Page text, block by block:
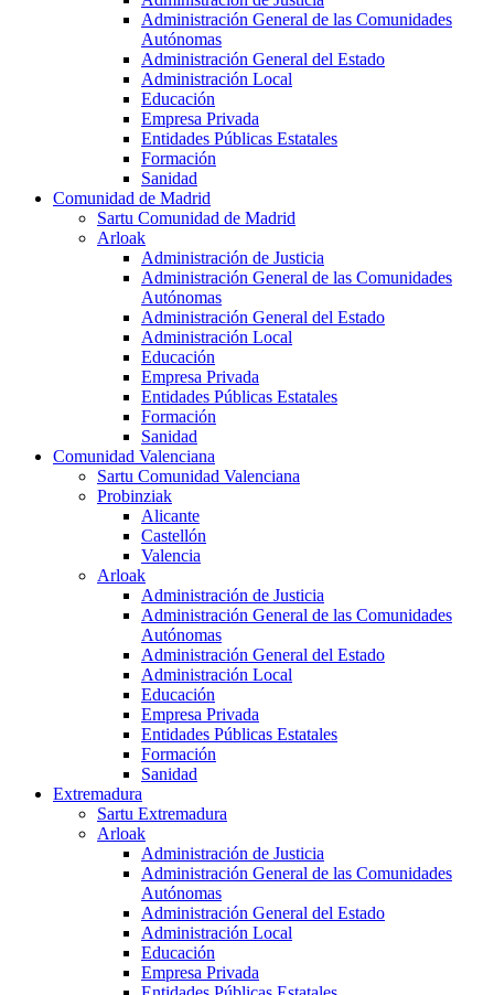
Administración General de las Comunidades
Autónomas
Administración General del Estado
Administración Local
Educación
Empresa Privada
Entidades Públicas Estatales
Formación
Sanidad
Comunidad de Madrid
Sartu Comunidad de Madrid
Arloak
Administración de Justicia
Administración General de las Comunidades
Autónomas
Administración General del Estado
Administración Local
Educación
Empresa Privada
Entidades Públicas Estatales
Formación
Sanidad
Comunidad Valenciana
Sartu Comunidad Valenciana
Probinziak
Alicante
Castellón
Valencia
Arloak
Administración de Justicia
Administración General de las Comunidades
Autónomas
Administración General del Estado
Administración Local
Educación
Empresa Privada
Entidades Públicas Estatales
Formación
Sanidad
Extremadura
Sartu Extremadura
Arloak
Administración de Justicia
Administración General de las Comunidades
Autónomas
Administración General del Estado
Administración Local
Educación
Empresa Privada